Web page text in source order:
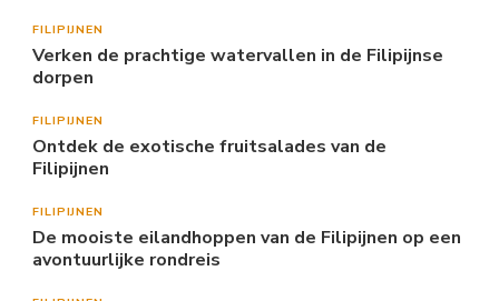
FILIPIJNEN
Verken de prachtige watervallen in de Filipijnse
dorpen
FILIPIJNEN
Ontdek de exotische fruitsalades van de
Filipijnen
FILIPIJNEN
De mooiste eilandhoppen van de Filipijnen op een
avontuurlijke rondreis